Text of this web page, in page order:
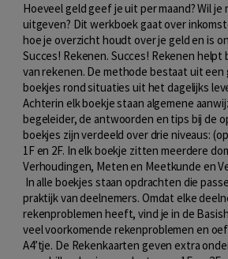
Hoeveel geld geef je uit per maand? Wil je
uitgeven? Dit werkboek gaat over
hoe je overzicht houdt over je geld en is
Succes! Rekenen. Succes! Rekenen
van rekenen. De methode bestaat uit een
boekjes rond situaties uit het dagelijks
Achterin elk boekje staan algemene
begeleider, de antwoorden en tips bij de
boekjes zijn verdeeld over drie niveaus:
1F en 2F. In elk boekje zitten meerdere
Verhoudingen, Meten en Meetkunde en
In alle boekjes staan opdrachten die
praktijk van deelnemers. Omdat elke
rekenproblemen heeft, vind je in de
veel voorkomende rekenproblemen en
A4’tje. De Rekenkaarten geven extra